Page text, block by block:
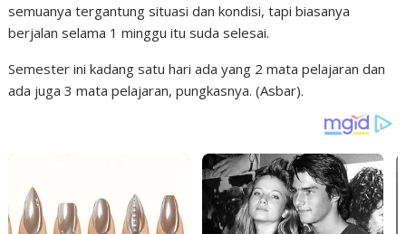
semuanya tergantung situasi dan kondisi, tapi biasanya
berjalan selama 1 minggu itu suda selesai.
Semester ini kadang satu hari ada yang 2 mata pelajaran dan
ada juga 3 mata pelajaran, pungkasnya. (Asbar).